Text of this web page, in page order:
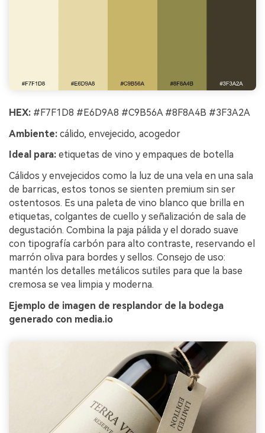
HEX: #F7F1D8 #E6D9A8 #C9B56A #8F8A4B #3F3A2A
Ambiente: cálido, envejecido, acogedor
Ideal para: etiquetas de vino y empaques de botella
Cálidos y envejecidos como la luz de una vela en una sala
de barricas, estos tonos se sienten premium sin ser
ostentosos. Es una paleta de vino blanco que brilla en
etiquetas, colgantes de cuello y señalización de sala de
degustación. Combina la paja pálida y el dorado suave
con tipografía carbón para alto contraste, reservando el
marrón oliva para bordes y sellos. Consejo de uso:
mantén los detalles metálicos sutiles para que la base
cremosa se vea limpia y moderna.
Ejemplo de imagen de resplandor de la bodega
generado con media.io